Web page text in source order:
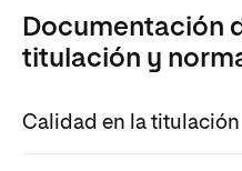
Documentación
titulación y
Calidad en la titulación